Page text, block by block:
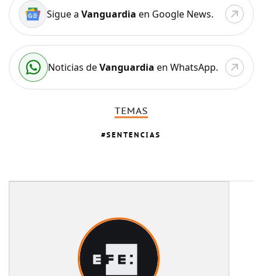
Sigue a Vanguardia en Google News.
Noticias deVanguardia en WhatsApp.
TEMAS
SENTENCIAS